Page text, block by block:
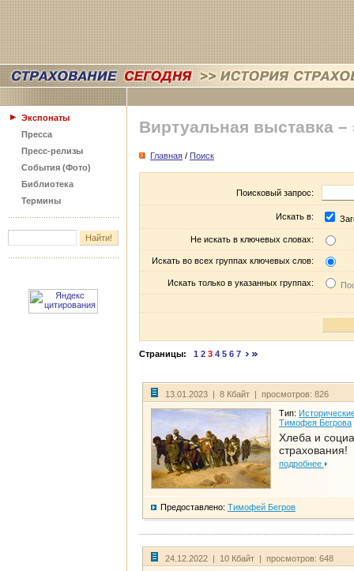
Экспонаты
Пресса
Пресс-релизы
События (Фото)
Библиотека
Термины
Виртуальная выставка –
Главная / Поиск
Поисковый запрос:
Искать в:
Не искать в ключевых словах:
Искать во всех группах ключевых слов:
Искать только в указанных группах:
Страницы: 1 2 3 4 5 6 7
13.01.2023 | 8 Кбайт | просмотров: 826
Тип:
Тимофея Бегрова
Хлеба и
страхования!
подробнее
Предоставлено: Тимофей Бегров
24.12.2022 | 10 Кбайт | просмотров: 648